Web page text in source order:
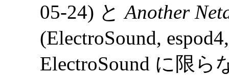
05-24) とAnother
(ElectroSound,
ElectroSound に限